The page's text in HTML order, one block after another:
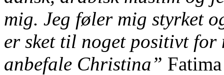
mig. Jeg føler mig styrket
er sket til noget positivt for
anbefale Christina” Fatima